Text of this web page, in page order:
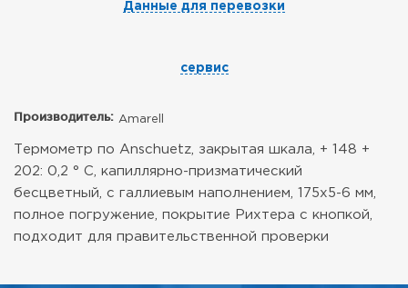
Данные для перевозки
сервис
Производитель: Amarell
Термометр по Anschuetz, закрытая шкала, + 148 +
202: 0,2 ° C, капиллярно-призматический
бесцветный, с галлиевым наполнением, 175x5-6 мм,
полное погружение, покрытие Рихтера с кнопкой,
подходит для правительственной проверки